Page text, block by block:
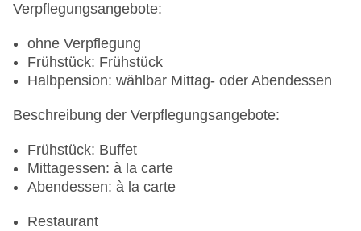
Verpflegungsangebote:
ohne Verpflegung
Frühstück: Frühstück
Halbpension: wählbar Mittag- oder Abendessen
Beschreibung der Verpflegungsangebote:
Frühstück: Buffet
Mittagessen: à la carte
Abendessen: à la carte
Restaurant